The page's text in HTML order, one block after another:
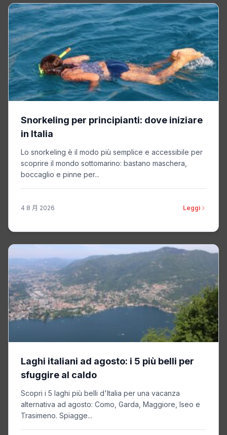
Snorkeling per principianti: dove iniziare
in Italia
Lo snorkeling è il modo più semplice e accessibile per
scoprire il mondo sottomarino: bastano maschera,
boccaglio e pinne per...
4 8 月 2026 Leggi
Laghi italiani ad agosto: i 5 più belli per
sfuggire al caldo
Scopri i 5 laghi più belli d'Italia per una vacanza
alternativa ad agosto: Como, Garda, Maggiore, Iseo e
Trasimeno. Spiagge...